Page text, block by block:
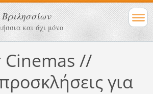
και όχι μόνο
//
για